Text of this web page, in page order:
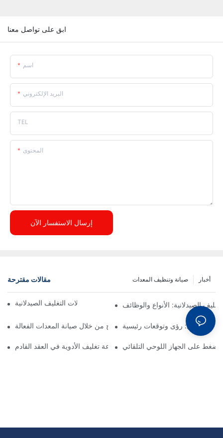
ابق على تواصل معنا
اسم
البريد الإلكتروني
TEL
المحتوى
إرسال الاستفسار الآن
مقالات مقترحة أخبار صيانة وتنظيف المعدات
اعتبارات رئيسية لترقية آلات التغليف الصيدلانيةالصيدلانية: الأنواع والوظائف
كيفية تحسين عمليات الإنتاج من خلال صيانة المعدات الفعالة
الصيدلاني: رؤى وتوقعات رئيسية
تنبؤات لصناعة تغليف الأدوية في العقد القادمعلى الجهاز اللوحي التلقائي